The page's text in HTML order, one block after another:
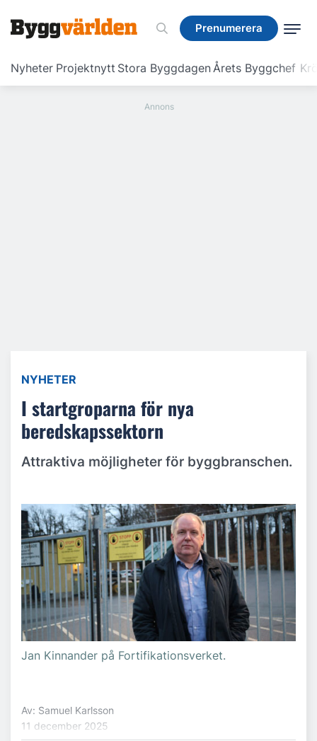
Prenumerera
Nyheter Projektnytt Stora ByggdagenÅrets Byggchef
Prenumerera
NYHETER
I startgroparna för nya
beredskapssektorn
Attraktiva möjligheter för byggbranschen.
Jan Kinnander på Fortifikationsverket.
Av: Samuel Karlsson
11 december 2025